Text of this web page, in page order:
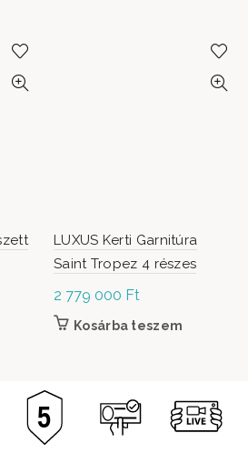
LUXUS Kerti Garnitúra
Saint Tropez 4 részes
2 779 000 Ft
Kosárba teszem